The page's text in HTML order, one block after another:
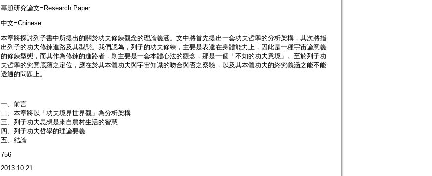
專題研究論文=Research Paper
中文=Chinese
本章將探討列子書中所提出的關於功夫修鍊觀念的理論義涵。文中將首先提出一套功夫哲學的分析架構，其次將指
出列子的功夫修鍊進路及其型態。我們認為，列子的功夫修練，主要是表達在身體能力上，因此是一種宇宙論意義
的修鍊型態，而其作為修鍊的進路者，則主要是一套本體心法的觀念，那是一個「不知的功夫意境」。至於列子功
夫哲學的究竟底蘊之定位，應在於其本體功夫與宇宙知識的吻合與否之察驗，以及其本體功夫的終究義涵之能不能
透通的問題上。
一、前言
二、本章將以「功夫境界世界觀」為分析架構
三、列子功夫思想是來自農村生活的智慧
四、列子功夫哲學的理論要義
五、結論
756
2013.10.21